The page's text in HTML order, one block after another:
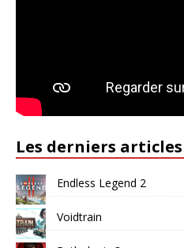
Les derniers articles
Endless Legend 2
Voidtrain